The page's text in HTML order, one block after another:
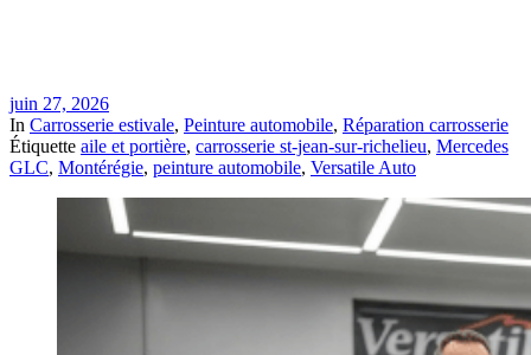
juin 27, 2026
In Carrosserie estivale, Peinture automobile, Réparation carrosserie
Étiquette aile et portière, carrosserie st-jean-sur-richelieu, Mercedes
GLC, Montérégie, peinture automobile, Versatile Auto